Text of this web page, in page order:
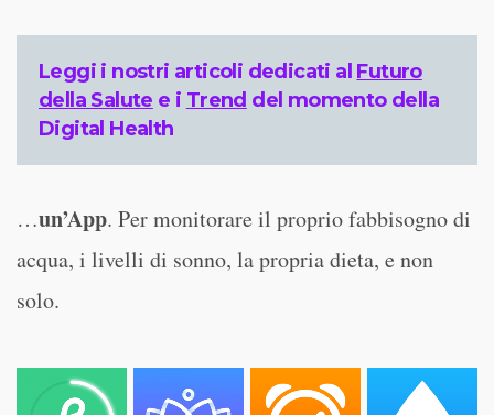
Leggi i nostri articoli dedicati al Futuro
della Salute e i Trend del momento della
Digital Health
…un’App. Per monitorare il proprio fabbisogno di
acqua, i livelli di sonno, la propria dieta, e non
solo.